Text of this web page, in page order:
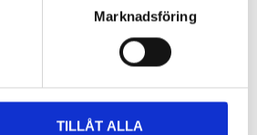
Marknadsföring
TILLÅT ALLA